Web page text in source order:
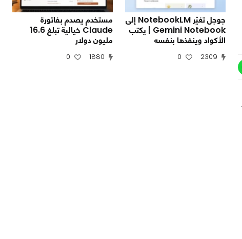
جوجل تغيّر NotebookLM إلى
Gemini Notebook | يكتب
الأكواد وينفذها بنفسه
2309
0
مستخدم يصدم بفاتورة
Claude خيالية تبلغ 16.6
مليون دولار
1880
0